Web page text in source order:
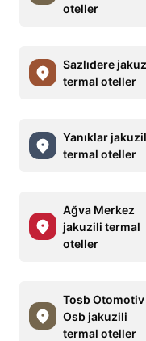
oteller
Sazlıdere
termal oteller
Yanıklar
termal oteller
Ağva Merkez
jakuzili termal
oteller
Tosb Otomotiv
Osb jakuzili
termal oteller